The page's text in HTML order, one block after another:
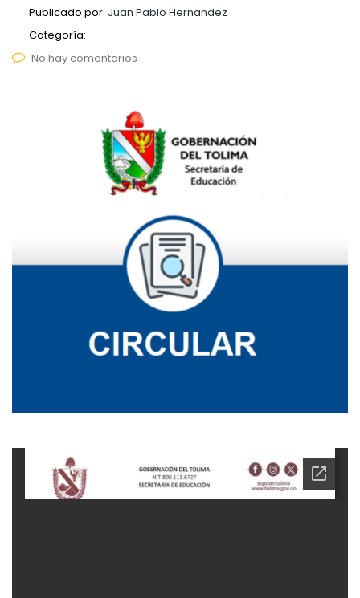
Publicado por: Juan Pablo Hernandez
Categoría:
No hay comentarios